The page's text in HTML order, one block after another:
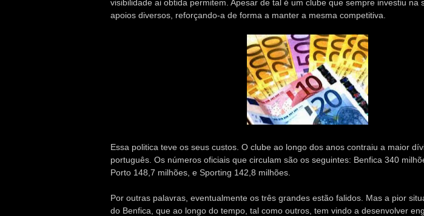
visibilidade ai obtida permitem. Apesar de tal é um clube que sempre investiu na
apoios diversos, reforçando-a de forma a manter a mesma competitiva.
Essa politica teve os seus custos. O clube ao longo dos anos contraiu a maior
português. Os números oficiais que circulam são os seguintes: Benfica 340
Porto 148,7 milhões, e Sporting 142,8 milhões.
Por outras palavras, eventualmente os três grandes estão falidos. Mas a pior
do Benfica, que ao longo do tempo, tal como outros, tem vindo a desenvolver